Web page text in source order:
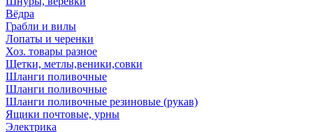
Вёдра
Грабли и вилы
Лопаты и черенки
Хоз. товары разное
Щетки, метлы,веники,совки
Шланги поливочные
Шланги поливочные
Шланги поливочные резиновые (рукав)
Ящики почтовые, урны
Электрика